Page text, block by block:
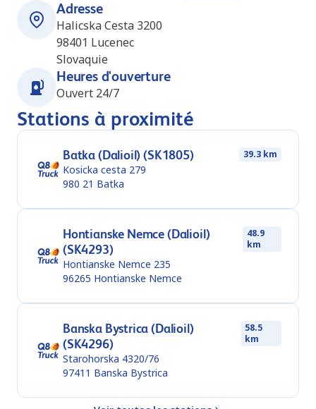
Adresse
Halicska Cesta 3200
98401 Lucenec
Slovaquie
Heures d'ouverture
Ouvert 24/7
Stations à proximité
Batka (Dalioil) (SK1805) 39.3 km
Kosicka cesta 279
980 21 Batka
Hontianske Nemce (Dalioil)
(SK4293)
48.9
km
Hontianske Nemce 235
96265 Hontianske Nemce
Banska Bystrica (Dalioil)
(SK4296)
58.5
km
Starohorska 4320/76
97411 Banska Bystrica